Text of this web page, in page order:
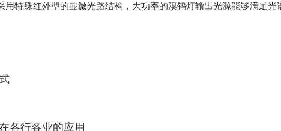
特殊红外型的显微光路结构，大功率的溴钨灯输出光源能够满足
各行各业的应用